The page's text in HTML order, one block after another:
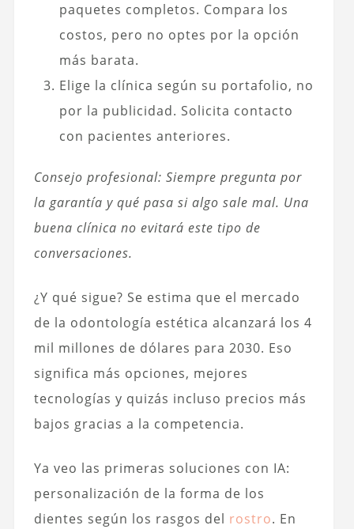
paquetes completos. Compara los
costos, pero no optes por la opción
más barata.
Elige la clínica según su portafolio, no
por la publicidad. Solicita contacto
con pacientes anteriores.
Consejo profesional: Siempre pregunta por
la garantía y qué pasa si algo sale mal. Una
buena clínica no evitará este tipo de
conversaciones.
¿Y qué sigue? Se estima que el mercado
de la odontología estética alcanzará los 4
mil millones de dólares para 2030. Eso
significa más opciones, mejores
tecnologías y quizás incluso precios más
bajos gracias a la competencia.
Ya veo las primeras soluciones con IA:
personalización de la forma de los
dientes según los rasgos del rostro. En